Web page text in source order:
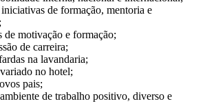
de formação, mentoria e
de motivação e formação;
de carreira;
na lavandaria;
no hotel;
pais;
de trabalho positivo, diverso e